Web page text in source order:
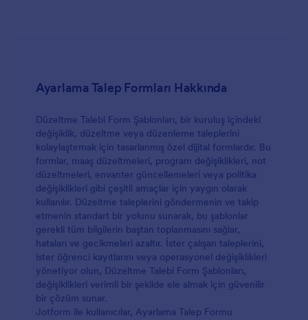
Ayarlama Talep Formları Hakkında
Düzeltme Talebi Form Şablonları, bir kuruluş içindeki
değişiklik, düzeltme veya düzenleme taleplerini
kolaylaştırmak için tasarlanmış özel dijital formlardır. Bu
formlar, maaş düzeltmeleri, program değişiklikleri, not
düzeltmeleri, envanter güncellemeleri veya politika
değişiklikleri gibi çeşitli amaçlar için yaygın olarak
kullanılır. Düzeltme taleplerini göndermenin ve takip
etmenin standart bir yolunu sunarak, bu şablonlar
gerekli tüm bilgilerin baştan toplanmasını sağlar,
hataları ve gecikmeleri azaltır. İster çalışan taleplerini,
ister öğrenci kayıtlarını veya operasyonel değişiklikleri
yönetiyor olun, Düzeltme Talebi Form Şablonları,
değişiklikleri verimli bir şekilde ele almak için güvenilir
bir çözüm sunar.
Jotform ile kullanıcılar, Ayarlama Talep Formu